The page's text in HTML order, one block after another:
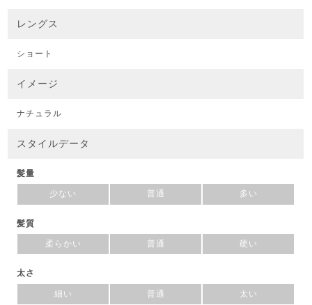
レングス
ショート
イメージ
ナチュラル
スタイルデータ
髪量
少ない 普通 多い
髪質
柔らかい 普通 硬い
太さ
細い 普通 太い